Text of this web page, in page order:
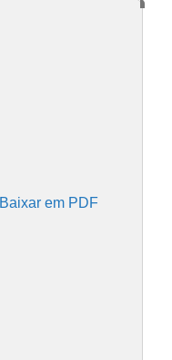
Baixar em PDF